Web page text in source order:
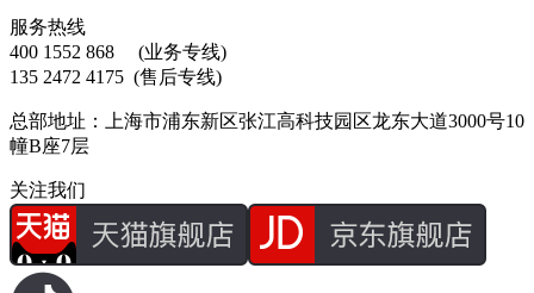
服务热线
400 1552 868
(业务专线)
135 2472 4175 (售后专线)
总部地址：上海市浦东新区张江高科技园区龙东大道3000号10
幢B座7层
关注我们